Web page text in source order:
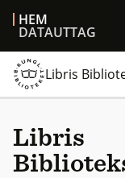
HEM
DATAUTTAG
Libris
Libris